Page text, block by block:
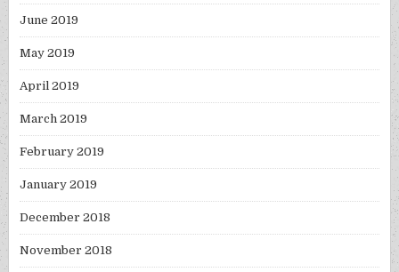
June 2019
May 2019
April 2019
March 2019
February 2019
January 2019
December 2018
November 2018